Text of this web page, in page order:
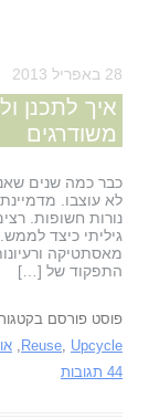
28 באפריל 2013
איך לתכנן
משודרגים
כבר כמה שנים
לא עוצבו.
נורות חשופות.
גיליתי כיצד
מאסתטיקה
התפקוד של […]
פוסט פורסם
Reuse, Upcycle
,
44 תגובות